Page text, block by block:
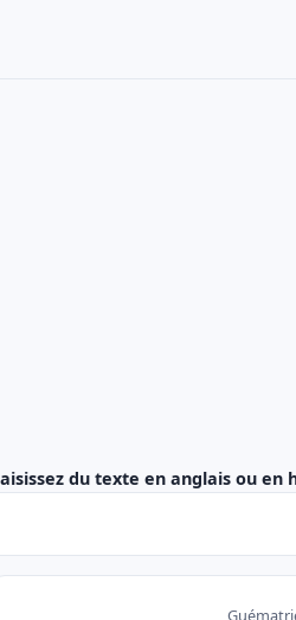
du texte en anglais ou en